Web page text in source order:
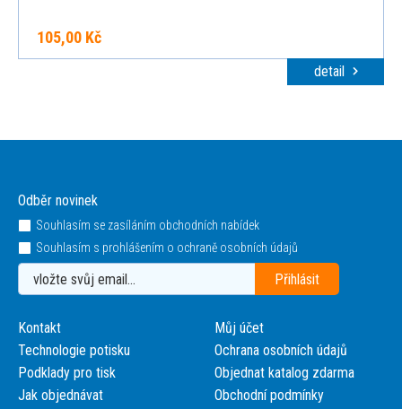
105,00 Kč
detail
Odběr novinek
Souhlasím se zasíláním obchodních nabídek
Souhlasím s prohlášením o ochraně osobních údajů
Kontakt
Technologie potisku
Podklady pro tisk
Jak objednávat
Můj účet
Ochrana osobních údajů
Objednat katalog zdarma
Obchodní podmínky